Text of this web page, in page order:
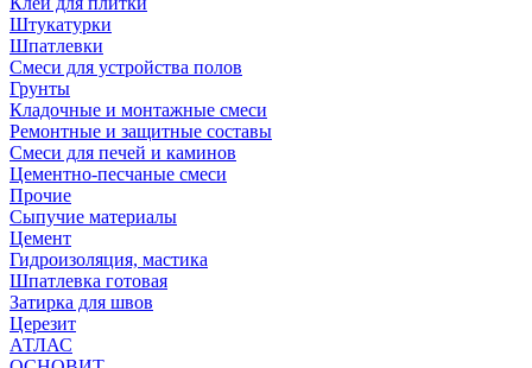
Штукатурки
Шпатлевки
Смеси для устройства полов
Грунты
Кладочные и монтажные смеси
Ремонтные и защитные составы
Смеси для печей и каминов
Цементно-песчаные смеси
Прочие
Сыпучие материалы
Цемент
Гидроизоляция, мастика
Шпатлевка готовая
Затирка для швов
Церезит
АТЛАС